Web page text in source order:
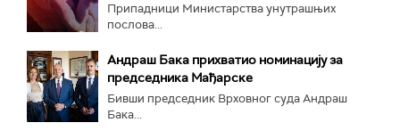
Припадници Министарства унутрашњих
послова...
Андраш Бака прихватио номинацију за
председника Мађарске
Бивши председник Врховног суда Андраш
Бака...